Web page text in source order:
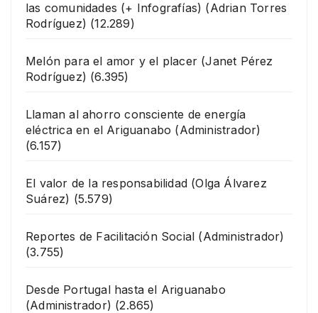
las comunidades (+ Infografías) (Adrian Torres
Rodríguez) (12.289)
Melón para el amor y el placer (Janet Pérez
Rodríguez) (6.395)
Llaman al ahorro consciente de energía
eléctrica en el Ariguanabo (Administrador)
(6.157)
El valor de la responsabilidad (Olga Álvarez
Suárez) (5.579)
Reportes de Facilitación Social (Administrador)
(3.755)
Desde Portugal hasta el Ariguanabo
(Administrador) (2.865)